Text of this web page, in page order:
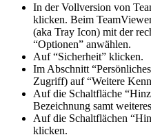
In der Vollversion von
klicken. Beim
(aka Tray Icon) mit der
“Optionen” anwählen.
Auf “Sicherheit” klicken.
Im Abschnitt
Zugriff) auf “Weitere
Auf die Schaltfläche
Bezeichnung samt
Auf die Schaltflächen
klicken.